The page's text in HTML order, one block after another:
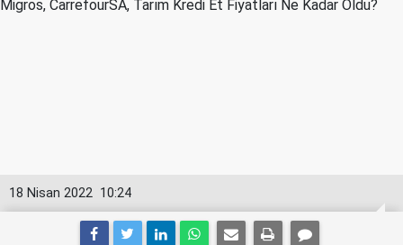
10:24
18 Nisan 2022